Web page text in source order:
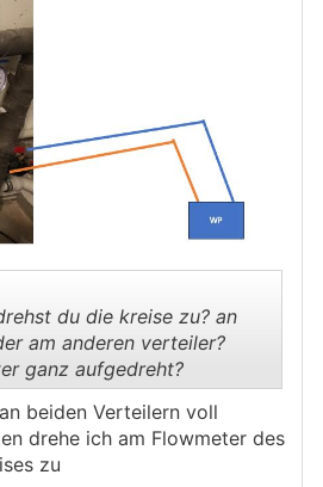
..
du die kreise zu? an
am anderen verteiler?
ganz aufgedreht?
beiden Verteilern voll
drehe ich am Flowmeter des
zu